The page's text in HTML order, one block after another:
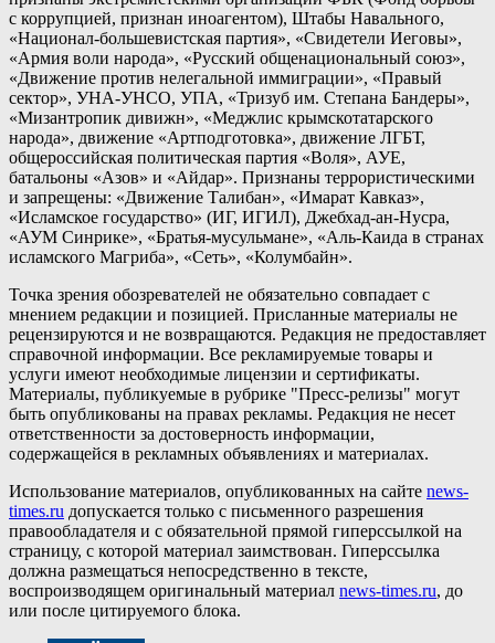
с коррупцией, признан иноагентом), Штабы Навального,
«Национал-большевистская партия», «Свидетели Иеговы»,
«Армия воли народа», «Русский общенациональный союз»,
«Движение против нелегальной иммиграции», «Правый
сектор», УНА-УНСО, УПА, «Тризуб им. Степана Бандеры»,
«Мизантропик дивижн», «Меджлис крымскотатарского
народа», движение «Артподготовка», движение ЛГБТ,
общероссийская политическая партия «Воля», АУЕ,
батальоны «Азов» и «Айдар». Признаны террористическими
и запрещены: «Движение Талибан», «Имарат Кавказ»,
«Исламское государство» (ИГ, ИГИЛ), Джебхад-ан-Нусра,
«АУМ Синрике», «Братья-мусульмане», «Аль-Каида в странах
исламского Магриба», «Сеть», «Колумбайн».
Точка зрения обозревателей не обязательно совпадает с
мнением редакции и позицией. Присланные материалы не
рецензируются и не возвращаются. Редакция не предоставляет
справочной информации. Все рекламируемые товары и
услуги имеют необходимые лицензии и сертификаты.
Материалы, публикуемые в рубрике "Пресс-релизы" могут
быть опубликованы на правах рекламы. Редакция не несет
ответственности за достоверность информации,
содержащейся в рекламных объявлениях и материалах.
Использование материалов, опубликованных на сайте news-
times.ru допускается только с письменного разрешения
правообладателя и с обязательной прямой гиперссылкой на
страницу, с которой материал заимствован. Гиперссылка
должна размещаться непосредственно в тексте,
воспроизводящем оригинальный материал news-times.ru, до
или после цитируемого блока.